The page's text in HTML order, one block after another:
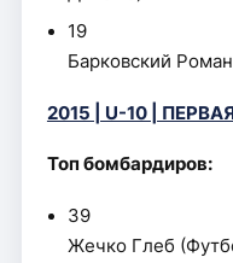
19
Барковский
2015 | U-10 |
Топ бомбардиров:
39
Жечко Глеб